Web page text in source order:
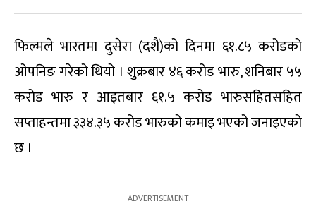
फिल्मले भारतमा दुसेरा (दशैं)को दिनमा ६१.८५ करोडको
ओपनिङ गरेको थियो । शुक्रबार ४६ करोड भारु, शनिबार ५५
करोड भारु र आइतबार ६१.५ करोड भारुसहितसहित
सप्ताहन्तमा ३३४.३५ करोड भारुको कमाइ भएको जनाइएको
छ ।